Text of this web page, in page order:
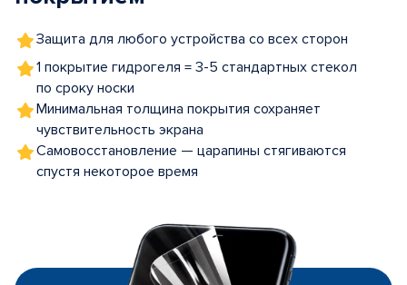
Защита для любого устройства со всех сторон
1 покрытие гидрогеля = 3-5 стандартных стекол
по сроку носки
Минимальная толщина покрытия сохраняет
чувствительность экрана
Самовосстановление — царапины стягиваются
спустя некоторое время